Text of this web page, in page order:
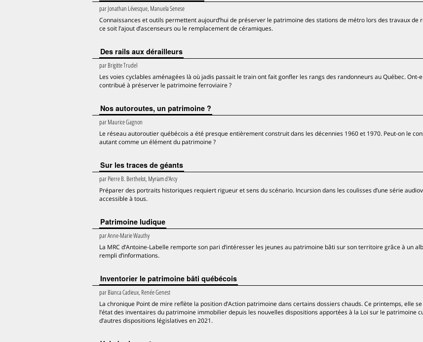
parJonathan Lévesque, Manuela Senese
Connaissances et outils permettent aujourd’hui de préserver le patrimoine des stations de métro lors des travaux de
ce soit l’ajout d’ascenseurs ou le remplacement de céramiques.
Des rails aux dérailleurs
parBrigitte Trudel
Les voies cyclables aménagées là où jadis passait le train ont fait gonfler les rangs des randonneurs au Québec. Ont-
contribué à préserver le patrimoine ferroviaire ?
Nos autoroutes, un patrimoine ?
parMaurice Gagnon
Le réseau autoroutier québécois a été presque entièrement construit dans les décennies 1960 et 1970. Peut-on le
autant comme un élément du patrimoine ?
Sur les traces de géants
parPierre B. Berthelot, Myriam d'Arcy
Préparer des portraits historiques requiert rigueur et sens du scénario. Incursion dans les coulisses d’une série
accessible à tous.
Patrimoine ludique
parAnne-Marie Wauthy
La MRC d’Antoine-Labelle remporte son pari d’intéresser les jeunes au patrimoine bâti sur son territoire grâce à un
rempli d’informations.
Inventorier le patrimoine bâti québécois
parBianca Cadieux, Renée Genest
La chronique Point de mire reflète la position d’Action patrimoine dans certains dossiers chauds. Ce printemps, elle
l’état des inventaires du patrimoine immobilier depuis les nouvelles dispositions apportées à la Loi sur le patrimoine
d’autres dispositions législatives en 2021.